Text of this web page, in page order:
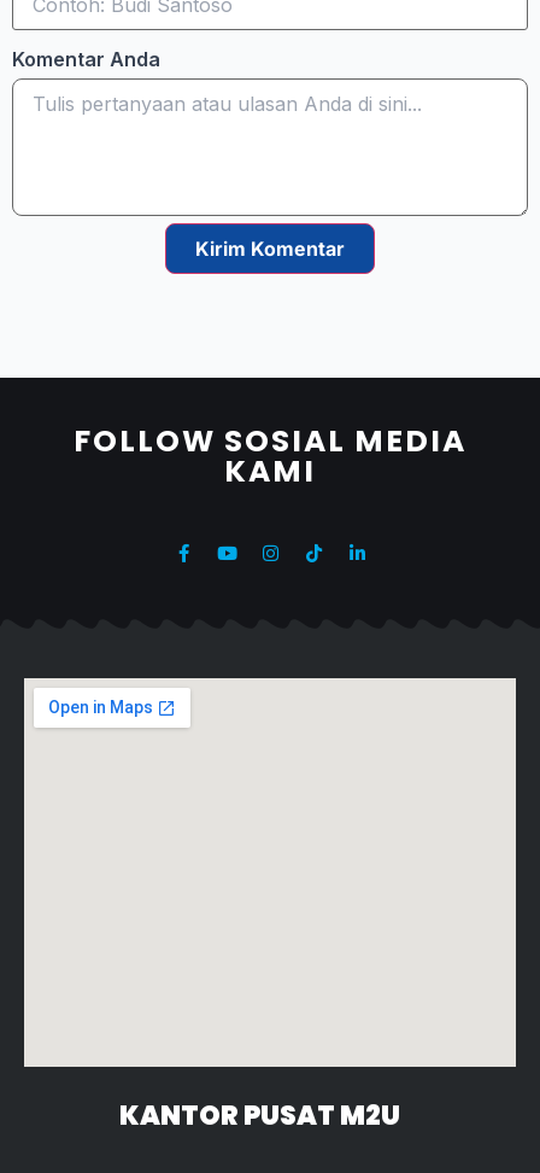
Komentar Anda
Kirim Komentar
FOLLOW SOSIAL MEDIA
KAMI
KANTOR PUSAT M2U